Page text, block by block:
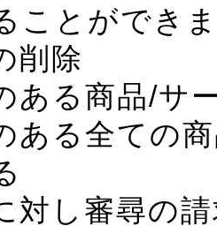
ことができ
除
る商品/サー
る全ての商
し審尋の請